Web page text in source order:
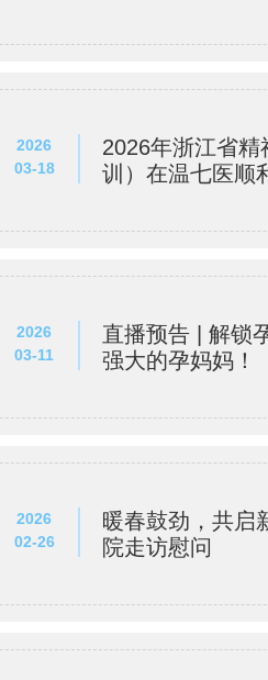
2026
03-18
2026年浙江省
训）在温七医顺
2026
03-11
直播预告 | 解锁
强大的孕妈妈！
2026
02-26
暖春鼓劲，共启
院走访慰问